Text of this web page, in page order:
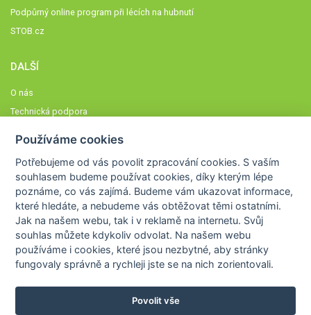
Podpůrný online program při lécích na hubnutí
STOB.cz
DALŠÍ
O nás
Technická podpora
Členové STOBklubu
Zásady nakládání s osobními údaji
Otestujte se
Spočítejte si
Výzva 52
Používáme cookies
Potřebujeme od vás povolit zpracování cookies. S vaším
souhlasem budeme používat cookies, díky kterým lépe
poznáme,co vás zajímá. Budeme vám ukazovat informace,
které hledáte, a nebudeme vás obtěžovat těmi ostatními.
Jak na našem webu, tak i v reklamě na internetu. Svůj
souhlas můžete kdykoliv odvolat. Na našem webu
používáme i cookies, které jsou nezbytné, aby stránky
fungovaly správně a rychleji jste se na nich zorientovali.
Povolit vše